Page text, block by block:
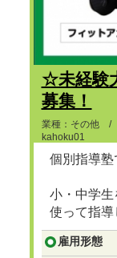
☆未経験
募集！
業種：その他 /
kahoku01
個別指導塾
小・中学
使って指導
...つづ
雇用形態